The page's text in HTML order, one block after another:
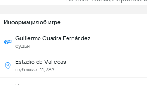
Информация об игре
Guillermo Cuadra Fernández
судья
Estadio de Vallecas
публика: 11,783